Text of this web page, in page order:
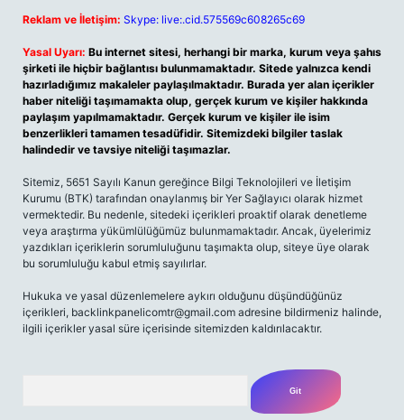
Reklam ve İletişim: Skype: live:.cid.575569c608265c69
Yasal Uyarı: Bu internet sitesi, herhangi bir marka, kurum veya şahıs
şirketi ile hiçbir bağlantısı bulunmamaktadır. Sitede yalnızca kendi
hazırladığımız makaleler paylaşılmaktadır. Burada yer alan içerikler
haber niteliği taşımamakta olup, gerçek kurum ve kişiler hakkında
paylaşım yapılmamaktadır. Gerçek kurum ve kişiler ile isim
benzerlikleri tamamen tesadüfidir. Sitemizdeki bilgiler taslak
halindedir ve tavsiye niteliği taşımazlar.
Sitemiz, 5651 Sayılı Kanun gereğince Bilgi Teknolojileri ve İletişim
Kurumu (BTK) tarafından onaylanmış bir Yer Sağlayıcı olarak hizmet
vermektedir. Bu nedenle, sitedeki içerikleri proaktif olarak denetleme
veya araştırma yükümlülüğümüz bulunmamaktadır. Ancak, üyelerimiz
yazdıkları içeriklerin sorumluluğunu taşımakta olup, siteye üye olarak
bu sorumluluğu kabul etmiş sayılırlar.
Hukuka ve yasal düzenlemelere aykırı olduğunu düşündüğünüz
içerikleri, backlinkpanelicomtr@gmail.com adresine bildirmeniz halinde,
ilgili içerikler yasal süre içerisinde sitemizden kaldırılacaktır.